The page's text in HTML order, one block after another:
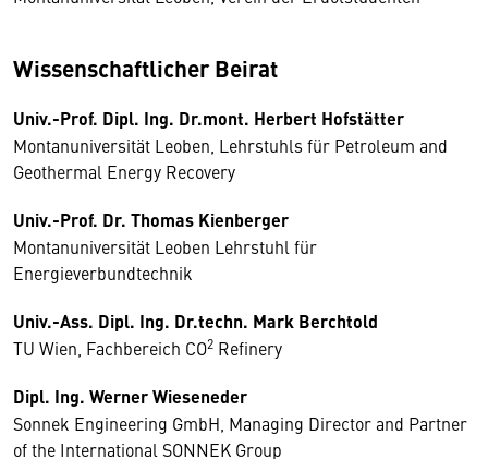
Wissenschaftlicher Beirat
Univ.-Prof. Dipl. Ing. Dr.mont. Herbert Hofstätter
Montanuniversität Leoben, Lehrstuhls für Petroleum and
Geothermal Energy Recovery
Univ.-Prof. Dr. Thomas Kienberger
Montanuniversität Leoben Lehrstuhl für
Energieverbundtechnik
Univ.-Ass. Dipl. Ing. Dr.techn. Mark Berchtold
TU Wien, Fachbereich CO2 Refinery
Dipl. Ing. Werner Wieseneder
Sonnek Engineering GmbH, Managing Director and Partner
of the International SONNEK Group